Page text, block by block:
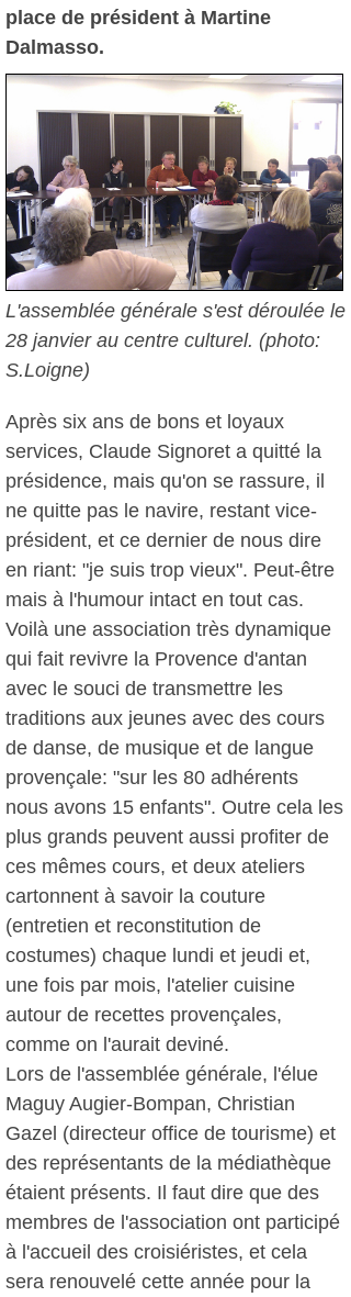
place de président à Martine
Dalmasso.
L'assemblée générale s'est déroulée le
28 janvier au centre culturel. (photo:
S.Loigne)
Après six ans de bons et loyaux
services, Claude Signoret a quitté la
présidence, mais qu'on se rassure, il
ne quitte pas le navire, restant vice-
président, et ce dernier de nous dire
en riant: "je suis trop vieux". Peut-être
mais à l'humour intact en tout cas.
Voilà une association très dynamique
qui fait revivre la Provence d'antan
avec le souci de transmettre les
traditions aux jeunes avec des cours
de danse, de musique et de langue
provençale: "sur les 80 adhérents
nous avons 15 enfants". Outre cela les
plus grands peuvent aussi profiter de
ces mêmes cours, et deux ateliers
cartonnent à savoir la couture
(entretien et reconstitution de
costumes) chaque lundi et jeudi et,
une fois par mois, l'atelier cuisine
autour de recettes provençales,
comme on l'aurait deviné.
Lors de l'assemblée générale, l'élue
Maguy Augier-Bompan, Christian
Gazel (directeur office de tourisme) et
des représentants de la médiathèque
étaient présents. Il faut dire que des
membres de l'association ont participé
à l'accueil des croisiéristes, et cela
sera renouvelé cette année pour la